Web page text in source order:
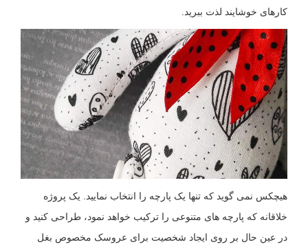
کارهای خوشایند لذت ببرید.
هیچکس نمی گوید که تنها یک پارچه را انتخاب نمایید. یک پروژه
خلاقانه که پارچه های متنوعی را ترکیب خواهد نمود، طراحی کنید و
در عین حال بر روی ایجاد شخصیت برای عروسک مخصوص بغل